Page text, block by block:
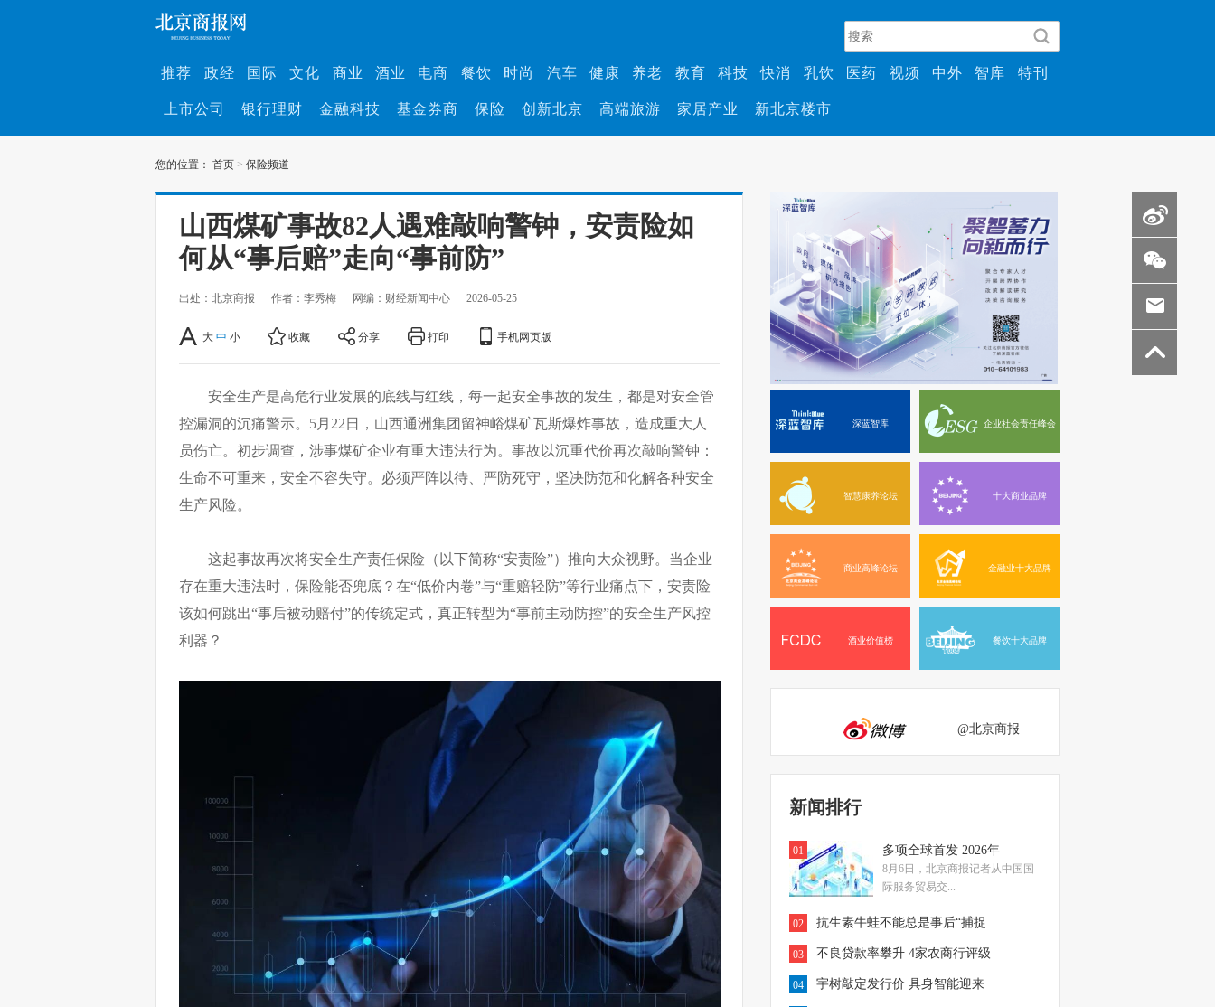
推荐 政经 国际 文化 商业 酒业 电商 餐饮 时尚 汽车 健康 养老 教育 科技 快消 乳饮 医药 视频 中外 智库 特刊
上市公司 银行理财 金融科技 基金券商 保险 创新北京 高端旅游 家居产业 新北京楼市
您的位置： 首页 > 保险频道
山西煤矿事故82人遇难敲响警钟，安责险如
何从“事后赔”走向“事前防”
出处：北京商报 作者：李秀梅 网编：财经新闻中心 2026-05-25
大 中 小 收藏 分享 打印 手机网页版
安全生产是高危行业发展的底线与红线，每一起安全事故的发生，都是对安全管
控漏洞的沉痛警示。5月22日，山西通洲集团留神峪煤矿瓦斯爆炸事故，造成重大人
员伤亡。初步调查，涉事煤矿企业有重大违法行为。事故以沉重代价再次敲响警钟：
生命不可重来，安全不容失守。必须严阵以待、严防死守，坚决防范和化解各种安全
生产风险。
这起事故再次将安全生产责任保险（以下简称“安责险”）推向大众视野。当企业
存在重大违法时，保险能否兜底？在“低价内卷”与“重赔轻防”等行业痛点下，安责险
该如何跳出“事后被动赔付”的传统定式，真正转型为“事前主动防控”的安全生产风控
利器？
深蓝智库 企业社会责任峰会
智慧康养论坛 十大商业品牌
商业高峰论坛 金融业十大品牌
酒业价值榜 餐饮十大品牌
@北京商报
新闻排行
01 多项全球首发 2026年
8月6日，北京商报记者从中国国
际服务贸易交...
02 抗生素牛蛙不能总是事后“捕捉
03 不良贷款率攀升 4家农商行评级
04 宇树敲定发行价 具身智能迎来